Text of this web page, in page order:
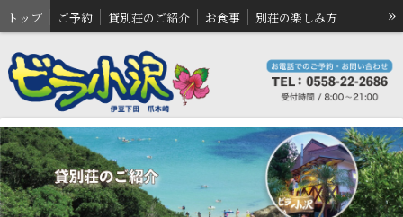
トップ ご予約 貸別荘のご紹介 お食事
別荘の楽しみ方
直営売店
アクセス案内
»